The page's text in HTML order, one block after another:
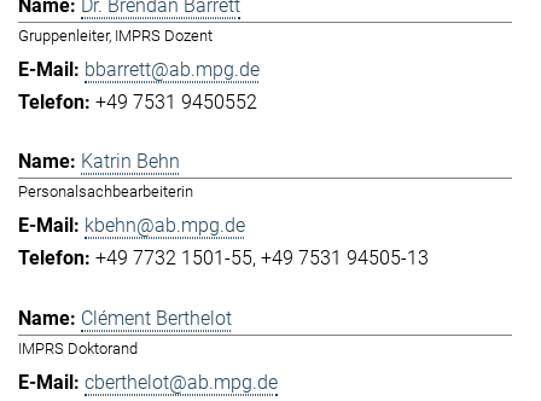
Dr. Brendan Barrett
Gruppenleiter, IMPRS Dozent
bbarrett@ab.mpg.de
+49 7531 9450552
Katrin Behn
Personalsachbearbeiterin
kbehn@ab.mpg.de
+49 7732 1501-55 +49 7531 94505-13
Clément Berthelot
IMPRS Doktorand
cberthelot@ab.mpg.de